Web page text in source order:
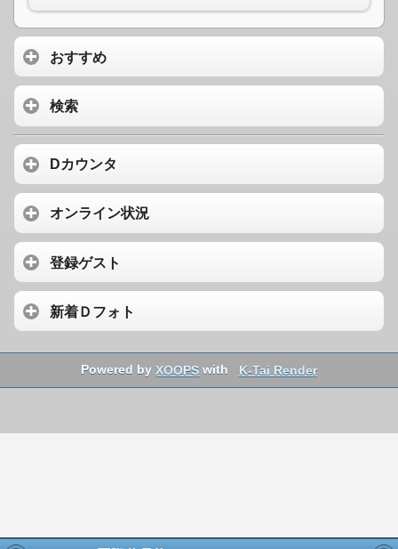
おすすめ
検索
Dカウンタ
オンライン状況
登録ゲスト
新着Ｄフォト
Powered byXOOPS with K-Tai Render